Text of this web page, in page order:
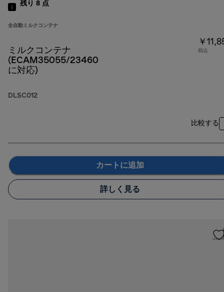
残り 8 点
全自動ミルクコンテナ
ミルクコンテナ
(ECAM35055/23460
に対応)
DLSC012
￥
税込
比較する
カートに追加
詳しく見る